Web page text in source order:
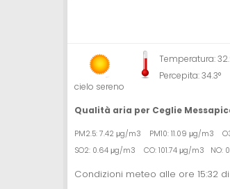
cielo sereno
Temperatura:
Percepita: 34.3°
Qualità aria per Ceglie
PM2.5: 7.42 μg/m3 PM10: 11.09 μg/m3
SO2: 0.64 μg/m3 CO: 101.74 μg/m3
Condizioni meteo alle ore 15:32